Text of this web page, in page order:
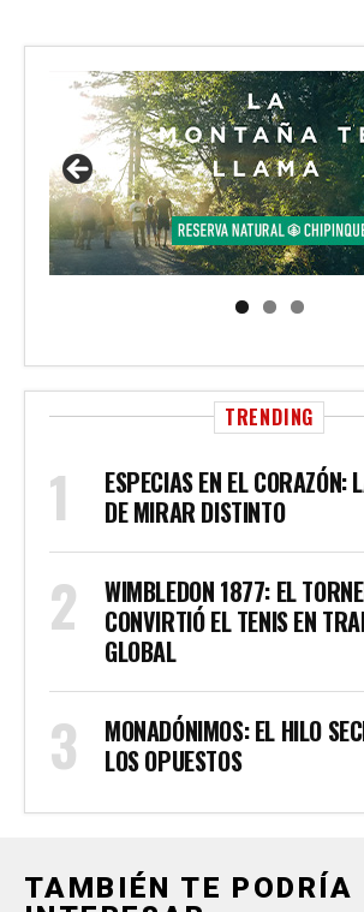
TRENDING
ESPECIAS EN EL CORAZÓN:
DE MIRAR DISTINTO
WIMBLEDON 1877: EL
CONVIRTIÓ EL TENIS EN
GLOBAL
MONADÓNIMOS: EL HILO
LOS OPUESTOS
TAMBIÉN TE PODRÍA